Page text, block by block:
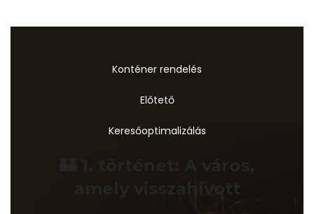
Konténer rendelés
Előtető
Keresőoptimalizálás
🏰 1. történet: A város,
amely visszahívott